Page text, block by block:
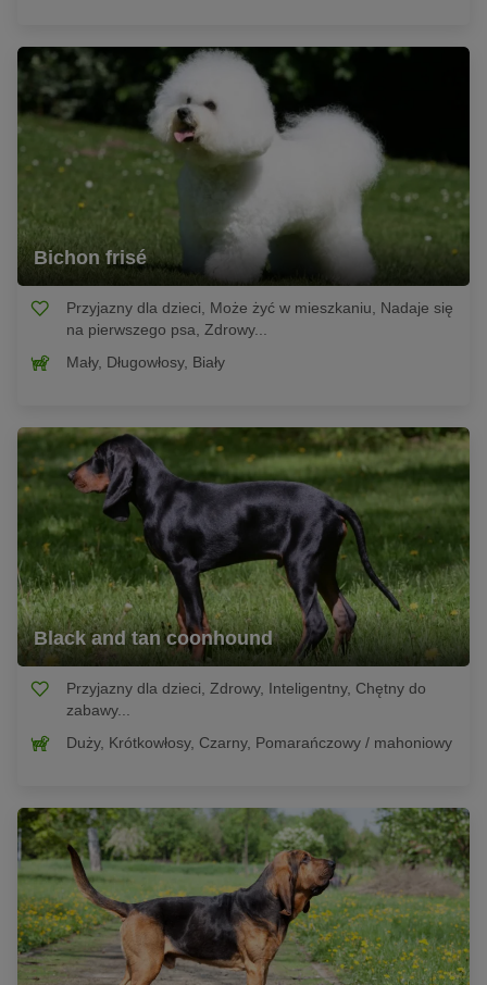
Bichon frisé
Przyjazny dla dzieci, Może żyć w mieszkaniu, Nadaje się
na pierwszego psa, Zdrowy...
Mały, Długowłosy, Biały
Black and tan coonhound
Przyjazny dla dzieci, Zdrowy, Inteligentny, Chętny do
zabawy...
Duży, Krótkowłosy, Czarny, Pomarańczowy / mahoniowy